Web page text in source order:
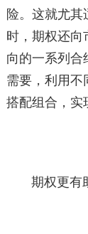
险。这就尤其
时，期权还向
向的一系列合
需要，利用不
搭配组合，实
期权更有